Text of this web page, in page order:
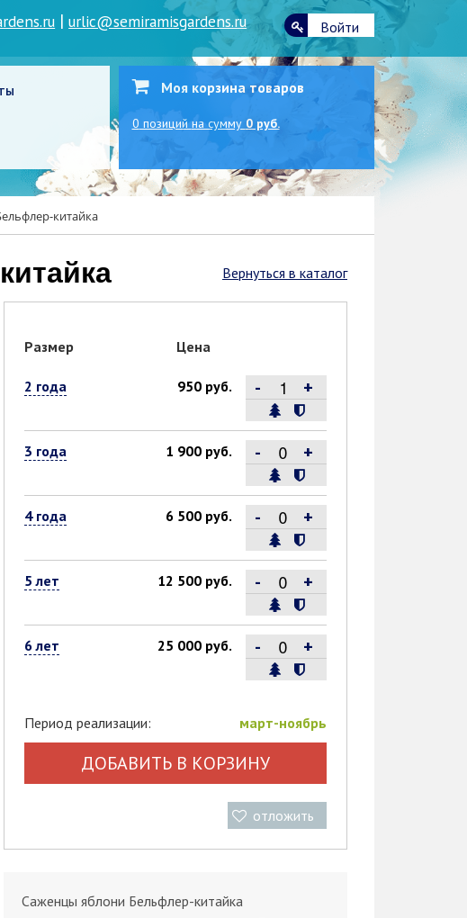
|urlic@semiramisgardens.ru Войти
Моя корзина товаров
0 позиций на сумму 0 руб.
китайка
Вернуться в каталог
Размер Цена
2 года 950 руб. - +
3 года 1 900 руб. - +
4 года 6 500 руб. - +
5 лет 12 500 руб. - +
6 лет 25 000 руб. - +
Период реализации: март-ноябрь
ДОБАВИТЬ В КОРЗИНУ
отложить
Саженцы яблони Бельфлер-китайка